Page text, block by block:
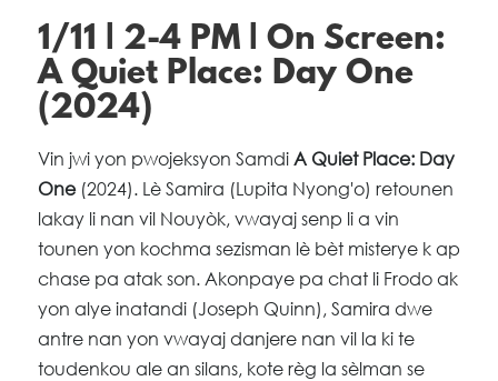
1/11 | 2-4 PM | On Screen:
A Quiet Place: Day One
(2024)
Vin jwi yon pwojeksyon Samdi A Quiet Place: Day
One(2024). Lè Samira (Lupita Nyong'o) retounen
lakay li nan vil Nouyòk, vwayaj senp li a vin
tounen yon kochma sezisman lè bèt misterye k ap
chase pa atak son. Akonpaye pa chat li Frodo ak
yon alye inatandi (Joseph Quinn), Samira dwe
antre nan yon vwayaj danjere nan vil la ki te
toudenkou ale an silans, kote règ la sèlman se